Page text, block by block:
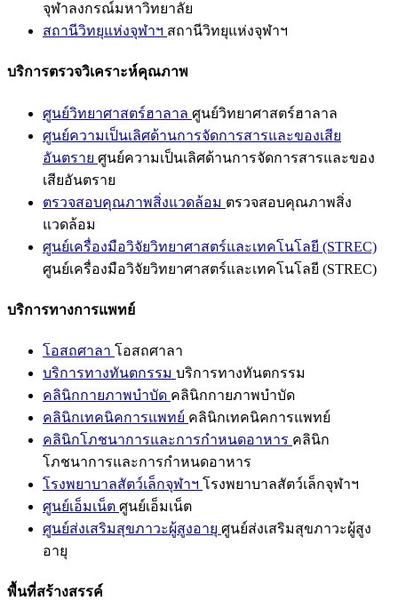
จุฬาลงกรณ์มหาวิทยาลัย
สถานีวิทยุแห่งจุฬาฯ สถานีวิทยุแห่งจุฬาฯ
บริการตรวจวิเคราะห์คุณภาพ
ศูนย์วิทยาศาสตร์ฮาลาล ศูนย์วิทยาศาสตร์ฮาลาล
ศูนย์ความเป็นเลิศด้านการจัดการสารและของเสีย
อันตราย ศูนย์ความเป็นเลิศด้านการจัดการสารและของ
เสียอันตราย
ตรวจสอบคุณภาพสิ่งแวดล้อม ตรวจสอบคุณภาพสิ่ง
แวดล้อม
ศูนย์เครื่องมือวิจัยวิทยาศาสตร์และเทคโนโลยี (STREC)
ศูนย์เครื่องมือวิจัยวิทยาศาสตร์และเทคโนโลยี (STREC)
บริการทางการแพทย์
โอสถศาลา โอสถศาลา
บริการทางทันตกรรม บริการทางทันตกรรม
คลินิกกายภาพบำบัด คลินิกกายภาพบำบัด
คลินิกเทคนิคการแพทย์ คลินิกเทคนิคการแพทย์
คลินิกโภชนาการและการกำหนดอาหาร คลินิก
โภชนาการและการกำหนดอาหาร
โรงพยาบาลสัตว์เล็กจุฬาฯ โรงพยาบาลสัตว์เล็กจุฬาฯ
ศูนย์เอ็มเน็ต ศูนย์เอ็มเน็ต
ศูนย์ส่งเสริมสุขภาวะผู้สูงอายุ ศูนย์ส่งเสริมสุขภาวะผู้สูง
อายุ
พื้นที่สร้างสรรค์